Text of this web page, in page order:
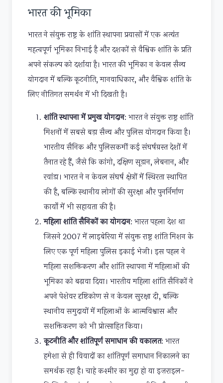
भारत की भूमिका
भारत ने संयुक्त राष्ट्र के शांति स्थापना प्रयासों में एक अत्यंत
महत्वपूर्ण भूमिका निभाई है और दशकों से वैश्विक शांति के प्रति
अपने संकल्प को दर्शाया है। भारत की भूमिका न केवल सैन्य
योगदान में बल्कि कूटनीति, मानवाधिकार, और वैश्विक शांति के
लिए नीतिगत समर्थन में भी दिखती है।
शांति स्थापना में प्रमुख योगदान: भारत ने संयुक्त राष्ट्र शांति
मिशनों में सबसे बड़ा सैन्य और पुलिस योगदान किया है।
भारतीय सैनिक और पुलिसकर्मी कई संघर्षग्रस्त देशों में
तैनात रहे हैं, जैसे कि कांगो, दक्षिण सूडान, लेबनान, और
रवांडा। भारत ने न केवल संघर्ष क्षेत्रों में स्थिरता स्थापित
की है, बल्कि स्थानीय लोगों की सुरक्षा और पुनर्निर्माण
कार्यों में भी सहायता की है।
महिला शांति सैनिकों का योगदान: भारत पहला देश था
जिसने 2007 में लाइबेरिया में संयुक्त राष्ट्र शांति मिशन के
लिए एक पूर्ण महिला पुलिस इकाई भेजी। इस पहल ने
महिला सशक्तिकरण और शांति स्थापना में महिलाओं की
भूमिका को बढ़ावा दिया। भारतीय महिला शांति सैनिकों ने
अपने पेशेवर दृष्टिकोण से न केवल सुरक्षा दी, बल्कि
स्थानीय समुदायों में महिलाओं के आत्मविश्वास और
सशक्तिकरण को भी प्रोत्साहित किया।
कूटनीति और शांतिपूर्ण समाधान की वकालत: भारत
हमेशा से ही विवादों का शांतिपूर्ण समाधान निकालने का
समर्थक रहा है। चाहे कश्मीर का मुद्दा हो या इज़राइल-